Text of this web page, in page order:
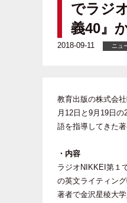
でラジ
義40』
2018-09-11 ニュ
教育出版の株式会
月12日と9月19日
語を指導してきた
・内容
ラジオNIKKEI第１
の英文ライティン
著者で金沢星稜大